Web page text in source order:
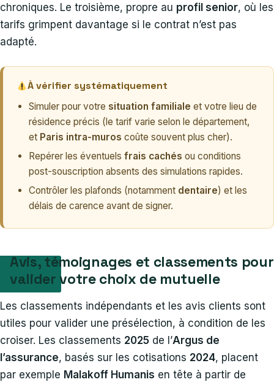
chroniques. Le troisième, propre au profil senior, où les
tarifs grimpent davantage si le contrat n’est pas
adapté.
À vérifier systématiquement
Simuler pour votre situation familiale et votre lieu de
résidence précis (le tarif varie selon le département,
et Paris intra-muros coûte souvent plus cher).
Repérer les éventuels frais cachés ou conditions
post-souscription absents des simulations rapides.
Contrôler les plafonds (notamment dentaire) et les
délais de carence avant de signer.
Avis, témoignages et classements pour
valider votre choix de mutuelle
Les classements indépendants et les avis clients sont
utiles pour valider une présélection, à condition de les
croiser. Les classements 2025 de l’Argus de
l’assurance, basés sur les cotisations 2024, placent
par exemple Malakoff Humanis en tête à partir de